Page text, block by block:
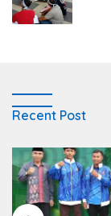
Recent Post